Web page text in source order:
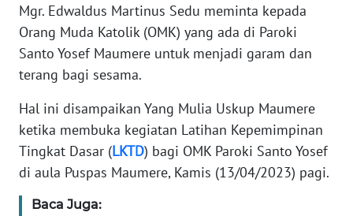
Mgr. Edwaldus Martinus Sedu meminta kepada
Orang Muda Katolik (OMK) yang ada di Paroki
Santo Yosef Maumere untuk menjadi garam dan
terang bagi sesama.
Hal ini disampaikan Yang Mulia Uskup Maumere
ketika membuka kegiatan Latihan Kepemimpinan
Tingkat Dasar (LKTD) bagi OMK Paroki Santo Yosef
di aula Puspas Maumere, Kamis (13/04/2023) pagi.
Baca Juga:
PEDOMAN
MEDIA
SIBER
REDAKSI
KARIR
DISCLAIMER
Wahana